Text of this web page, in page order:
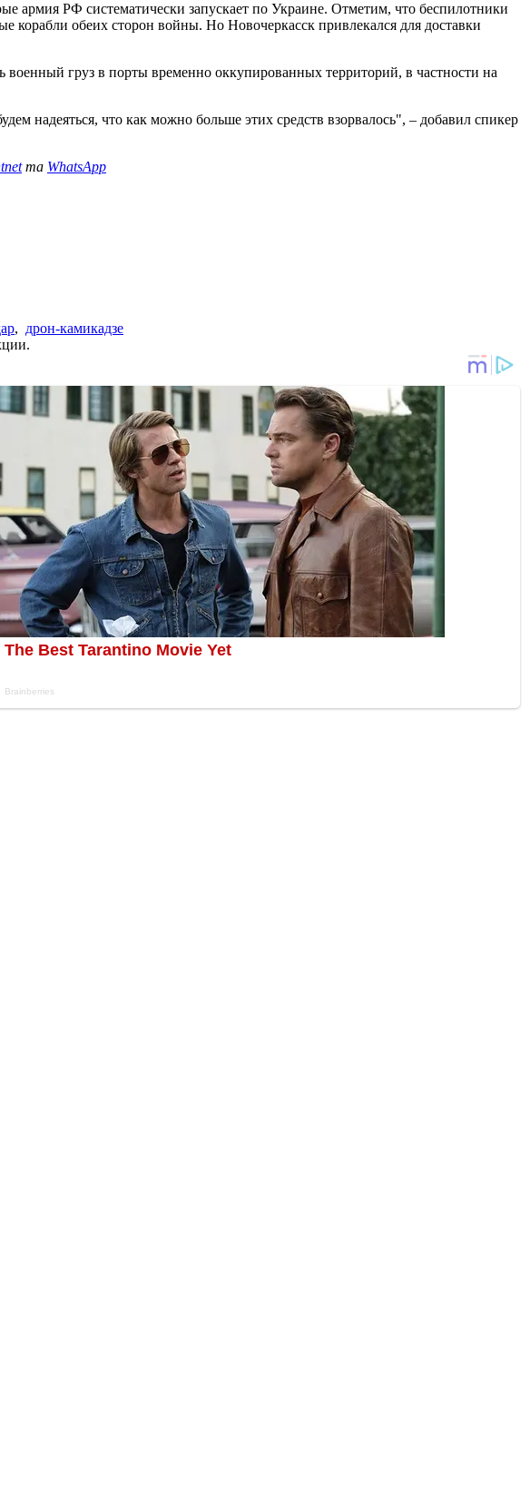
армия РФ систематически запускает по Украине. Отметим, что беспилотники
корабли обеих сторон войны. Но Новочеркасск привлекался для доставки
груз в порты временно оккупированных территорий, в частности на
надеяться, что как можно больше этих средств взорвалось", – добавил спикер
та WhatsApp
, дрон-камикадзе